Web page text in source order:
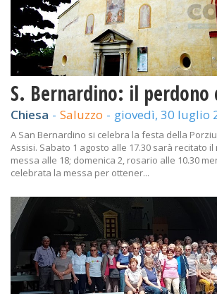
S. Bernardino: il perdono
Chiesa - Saluzzo - giovedì, 30 luglio
A San Bernardino si celebra la festa della
Assisi. Sabato 1 agosto alle 17.30 sarà recitato
messa alle 18; domenica 2, rosario alle 10.30
celebrata la messa per ottener...